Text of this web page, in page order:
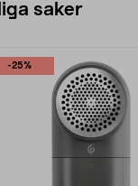
saker
-25%